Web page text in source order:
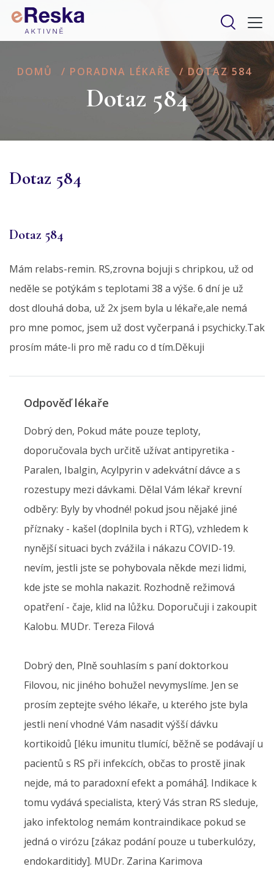
DOMŮ / PORADNA LÉKAŘE / DOTAZ 584
Dotaz 584
Dotaz 584
Dotaz 584
Mám relabs-remin. RS,zrovna bojuji s chripkou, už od
neděle se potýkám s teplotami 38 a výše. 6 dní je už
dost dlouhá doba, už 2x jsem byla u lékaře,ale nemá
pro mne pomoc, jsem už dost vyčerpaná i psychicky.Tak
prosím máte-li pro mě radu co d tím.Děkuji
Odpověď lékaře
Dobrý den, Pokud máte pouze teploty,
doporučovala bych určitě užívat antipyretika -
Paralen, Ibalgin, Acylpyrin v adekvátní dávce a s
rozestupy mezi dávkami. Dělal Vám lékař krevní
odběry: Byly by vhodné! pokud jsou nějaké jiné
příznaky - kašel (doplnila bych i RTG), vzhledem k
nynější situaci bych zvážila i nákazu COVID-19.
nevím, jestli jste se pohybovala někde mezi lidmi,
kde jste se mohla nakazit. Rozhodně režimová
opatření - čaje, klid na lůžku. Doporučuji i zakoupit
Kalobu. MUDr. Tereza Filová
Dobrý den, Plně souhlasím s paní doktorkou
Filovou, nic jiného bohužel nevymyslíme. Jen se
prosím zeptejte svého lékaře, u kterého jste byla
jestli není vhodné Vám nasadit výšší dávku
kortikoidů [léku imunitu tlumící, běžně se podávají u
pacientů s RS při infekcích, občas to prostě jinak
nejde, má to paradoxní efekt a pomáhá]. Indikace k
tomu vydává specialista, který Vás stran RS sleduje,
jako infektolog nemám kontraindikace pokud se
jedná o virózu [zákaz podání pouze u tuberkulózy,
endokarditidy]. MUDr. Zarina Karimova